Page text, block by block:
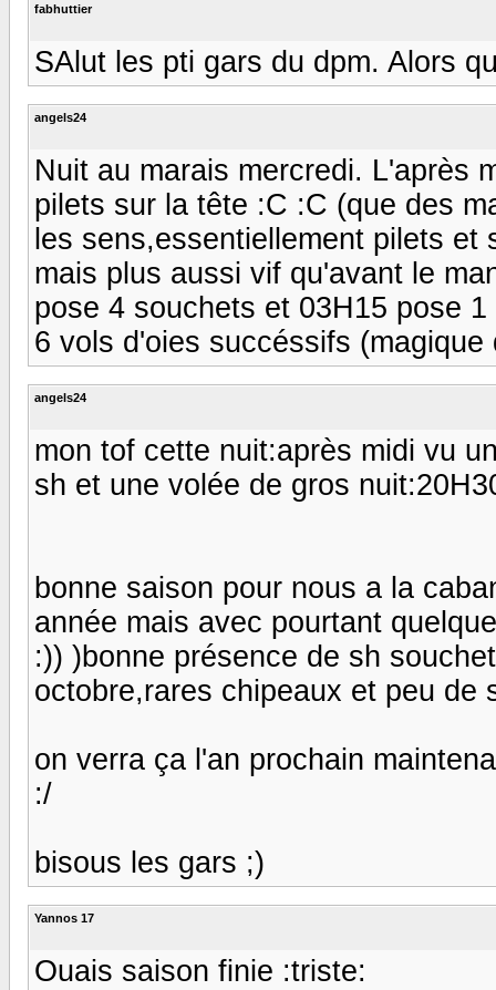
fabhuttier
SAlut les pti gars du dpm. Alors
angels24
Nuit au marais mercredi. L'après
pilets sur la tête :C :C (que des
les sens,essentiellement pilets
mais plus aussi vif qu'avant le
pose 4 souchets et 03H15 pose
6 vols d'oies succéssifs (magique
angels24
mon tof cette nuit:après midi vu
sh et une volée de gros
bonne saison pour nous a la
année mais avec pourtant
:)) )bonne présence de sh
octobre,rares chipeaux et peu de
on verra ça l'an prochain
:/
bisous les gars ;)
Yannos 17
Ouais saison finie :triste: